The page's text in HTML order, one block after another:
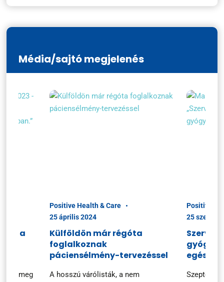
Média/sajtó megjelenés
a
meg
Positive Health & Care
25 április 2024
Külföldön már régóta
foglalkoznak
páciensélmény-tervezéssel
A hosszú várólisták, a nem
Positive
25